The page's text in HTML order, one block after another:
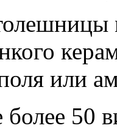
или
более 50